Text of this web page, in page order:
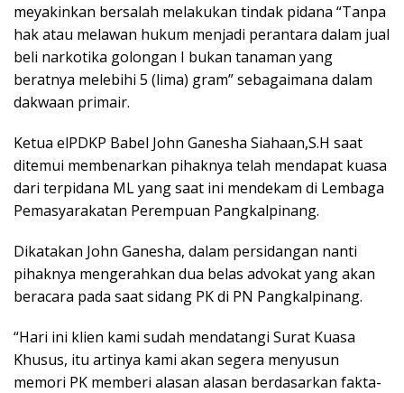
meyakinkan bersalah melakukan tindak pidana “Tanpa
hak atau melawan hukum menjadi perantara dalam jual
beli narkotika golongan I bukan tanaman yang
beratnya melebihi 5 (lima) gram” sebagaimana dalam
dakwaan primair.
Ketua elPDKP Babel John Ganesha Siahaan,S.H saat
ditemui membenarkan pihaknya telah mendapat kuasa
dari terpidana ML yang saat ini mendekam di Lembaga
Pemasyarakatan Perempuan Pangkalpinang.
Dikatakan John Ganesha, dalam persidangan nanti
pihaknya mengerahkan dua belas advokat yang akan
beracara pada saat sidang PK di PN Pangkalpinang.
“Hari ini klien kami sudah mendatangi Surat Kuasa
Khusus, itu artinya kami akan segera menyusun
memori PK memberi alasan alasan berdasarkan fakta-